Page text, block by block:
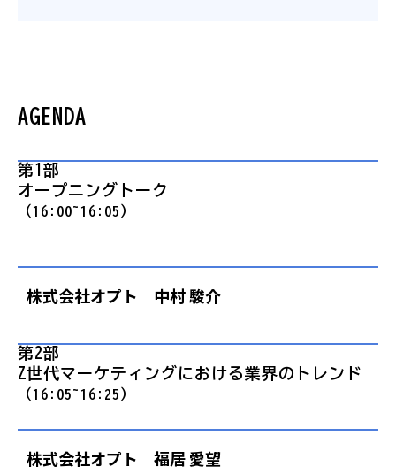
AGENDA
第1部
オープニングトーク
（16:00~16:05）
株式会社オプト 中村 駿介
第2部
Z世代マーケティングにおける業界のトレンド
（16:05~16:25）
株式会社オプト 福居 愛望